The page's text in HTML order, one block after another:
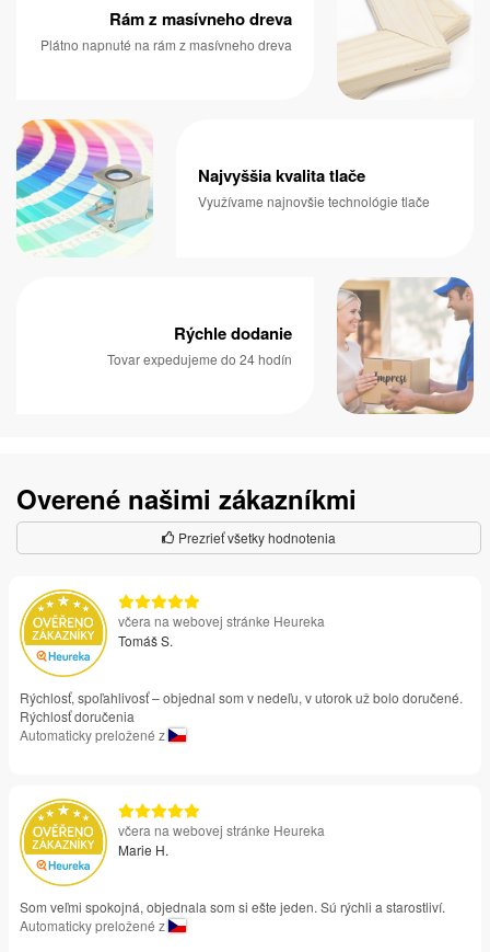
Rám z masívneho dreva
Plátno napnuté na rám z masívneho dreva
Najvyššia kvalita tlače
Využívame najnovšie technológie tlače
Rýchle dodanie
Tovar expedujeme do 24 hodín
Overené našimi zákazníkmi
Prezrieť všetky hodnotenia
včera na webovej stránke Heureka
Tomáš S.
Rýchlosť, spoľahlivosť – objednal som v nedeľu, v utorok už bolo doručené.
Rýchlosť doručenia
Automaticky preložené z
včera na webovej stránke Heureka
Marie H.
Som veľmi spokojná, objednala som si ešte jeden. Sú rýchli a starostliví.
Automaticky preložené z